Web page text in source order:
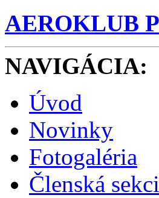
AEROKLUB
NAVIGÁCIA:
Úvod
Novinky
Fotogaléria
Členská